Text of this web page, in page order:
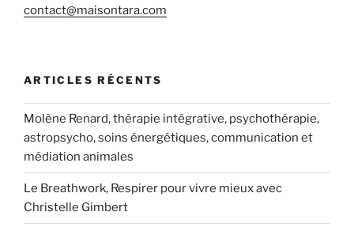
contact@maisontara.com
ARTICLES RÉCENTS
Molène Renard, thérapie intégrative, psychothérapie,
astropsycho, soins énergétiques, communication et
médiation animales
Le Breathwork, Respirer pour vivre mieux avec
Christelle Gimbert